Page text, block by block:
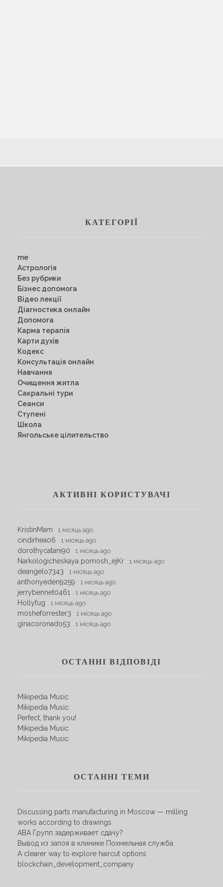
КАТЕГОРІЇ
me
Астрологія
Без рубрики
Бізнес допомога
Відео лекції
Діагностика онлайн
Допомога
Карма терапія
Карти духів
Кодекс
Консультація онлайн
Навчання
Очищення житла
Сакральні тури
Сеанси
Ступені
Школа
Янгольське цілительство
АКТИВНІ КОРИСТУВАЧІ
KristinMam 1 місяць ago
cindirhea06 1 місяць ago
dorothycatani90 1 місяць ago
Narkologicheskaya pomosh_ejKr 1 місяць ago
deangelo7343 1 місяць ago
anthonyeden9259 1 місяць ago
jerrybennet0461 1 місяць ago
Hollyfug 1 місяць ago
mosheforrester3 1 місяць ago
ginacoronado53 1 місяць ago
ОСТАННІ ВІДПОВІДІ
Mikipedia Music
Mikipedia Music
Perfect, thank you!
Mikipedia Music
Mikipedia Music
ОСТАННІ ТЕМИ
Discussing parts manufacturing in Moscow — milling
works according to drawings
АВА Групп задерживает сдачу?
Вывод из запоя в клинике Похмельная служба
A clearer way to explore haircut options
blockchain_development_company